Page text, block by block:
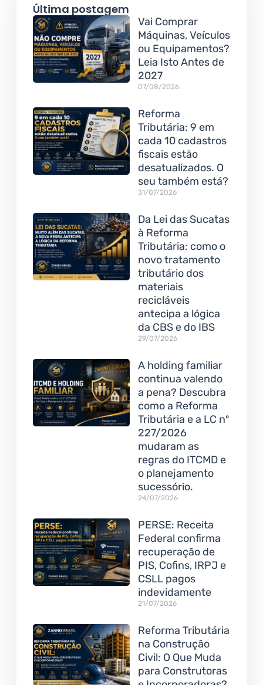
Última postagem
Vai Comprar
Máquinas, Veículos
ou Equipamentos?
Leia Isto Antes de
2027
07/08/2026
Reforma
Tributária: 9 em
cada 10 cadastros
fiscais estão
desatualizados. O
seu também está?
31/07/2026
Da Lei das Sucatas
à Reforma
Tributária: como o
novo tratamento
tributário dos
materiais
recicláveis
antecipa a lógica
da CBS e do IBS
29/07/2026
A holding familiar
continua valendo
a pena? Descubra
como a Reforma
Tributária e a LC nº
227/2026
mudaram as
regras do ITCMD e
o planejamento
sucessório.
24/07/2026
PERSE: Receita
Federal confirma
recuperação de
PIS, Cofins, IRPJ e
CSLL pagos
indevidamente
21/07/2026
Reforma Tributária
na Construção
Civil: O Que Muda
para Construtoras